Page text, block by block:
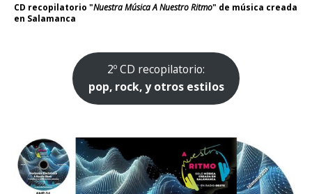
CD recopilatorio "Nuestra Música A Nuestro Ritmo" de música creada
en Salamanca
2º CD recopilatorio:
pop, rock, y otros estilos